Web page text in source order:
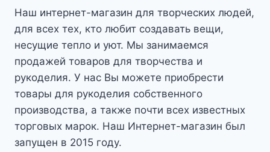
Наш интернет-магазин для творческих людей,
для всех тех, кто любит создавать вещи,
несущие тепло и уют. Мы занимаемся
продажей товаров для творчества и
рукоделия. У нас Вы можете приобрести
товары для рукоделия собственного
производства, а также почти всех известных
торговых марок. Наш Интернет-магазин был
запущен в 2015 году.